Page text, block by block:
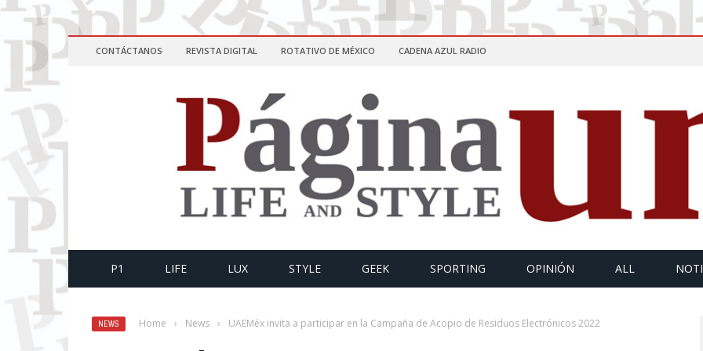
CONTÁCTANOS REVISTA DIGITAL ROTATIVO DE MÉXICO CADENA AZUL RADIO
P1 LIFE LUX STYLE GEEK SPORTING OPINIÓN ALL
NEWS Home › News › UAEMéx invita a participar en la Campaña de Acopio de Residuos Electrónicos 2022